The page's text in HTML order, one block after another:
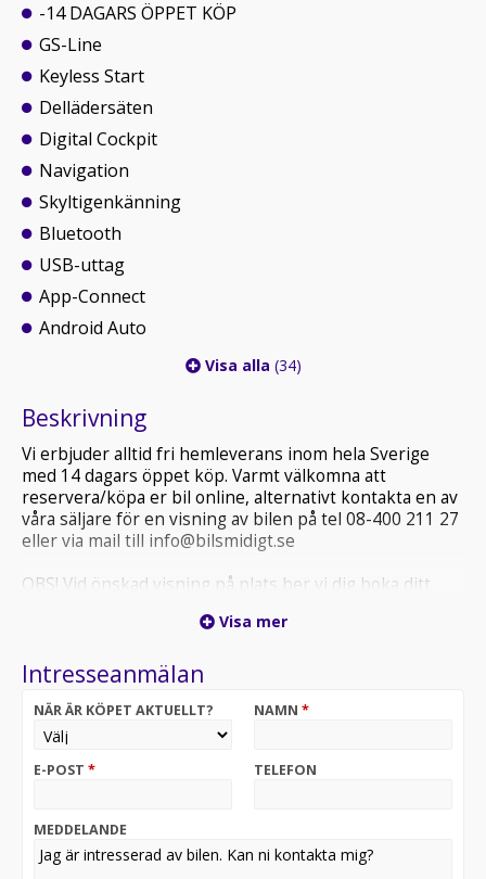
-14 DAGARS ÖPPET KÖP
GS-Line
Keyless Start
Dellädersäten
Digital Cockpit
Navigation
Skyltigenkänning
Bluetooth
USB-uttag
App-Connect
Android Auto
Visa alla (34)
Beskrivning
Vi erbjuder alltid fri hemleverans inom hela Sverige
med 14 dagars öppet köp. Varmt välkomna att
reservera/köpa er bil online, alternativt kontakta en av
våra säljare för en visning av bilen på tel 08-400 211 27
eller via mail till info@bilsmidigt.se
OBS! Vid önskad visning på plats ber vi dig boka ditt
är intresserad av finns på plats och att vi kan ge dig
MEJLKONTAKT MED OSS.
innan någon annan gör det, reservera den direkt
Nu får vi snart in denna riktigt fina Opel Grandland GS
Line med backkamera och digitala instrument i lager.
Visa mer
Intresseanmälan
NÄR ÄR KÖPET AKTUELLT? NAMN *
E-POST * TELEFON
MEDDELANDE